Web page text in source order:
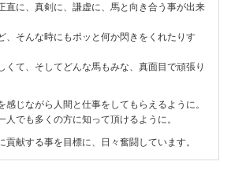
直に、真剣に、謙虚に、馬と向き合う事が出来
、そんな時にもポッと何か閃きをくれたりす
くて、そしてどんな馬もみな、真面目で頑張り
感じながら人間と仕事をしてもらえるように。
人でも多くの方に知って頂けるように。
貢献する事を目標に、日々奮闘しています。